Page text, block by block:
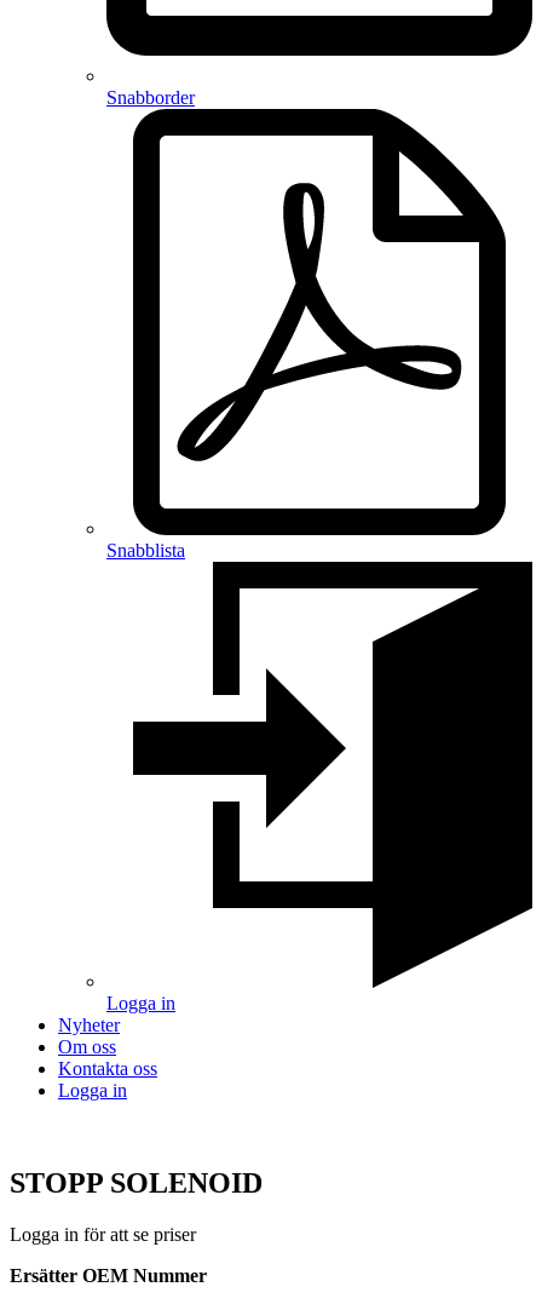
Snabborder
Snabblista
Logga in
Nyheter
Om oss
Kontakta oss
Logga in
STOPP SOLENOID
Logga in för att se priser
Ersätter OEM Nummer